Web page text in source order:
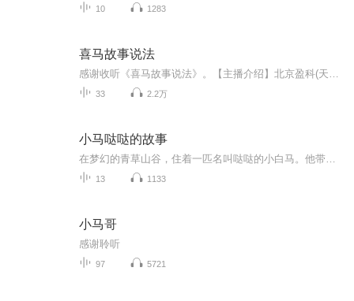
10 1283
喜马故事说法
33 2.2万
小马哒哒的故事
13 1133
小马哥
感谢聆听
97 5721